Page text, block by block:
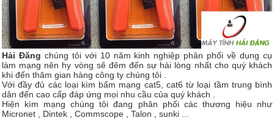
Hải Đăng chúng tôi với 10 năm kinh nghiệp phân phối về dụng cụ
làm mạng nên hy vòng sẽ đêm đến sự hài lòng nhất cho quý khách
khi đến thăm gian hàng công ty chúng tôi .
Với đầy đủ các loại kìm bấm mạng cat5, cat6 từ loại tầm trung bình
dân đến cao cấp đáp ứng mọi nhu cầu của quý khách .
Hiện kìm mạng chúng tôi đang phân phối các thương hiệu như
Micronet , Dintek , Commscope , Talon , sunki ...